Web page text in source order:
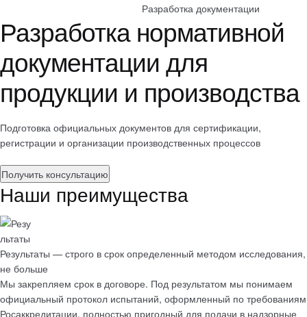
Разработка документации
Разработка нормативной
документации для
продукции и производства
Подготовка официальных документов для сертификации,
регистрации и организации производственных процессов
Получить консультацию
Наши преимущества
Результаты — строго в срок определенный методом исследования,
не больше
Мы закрепляем срок в договоре. Под результатом мы понимаем
официальный протокол испытаний, оформленный по требованиям
Росаккредитации, полностью пригодный для подачи в надзорные